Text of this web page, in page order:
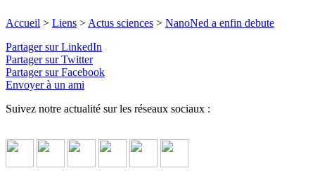
Accueil > Liens > Actus sciences > NanoNed a enfin debute
Partager sur LinkedIn
Partager sur Twitter
Partager sur Facebook
Envoyer à un ami
Suivez notre actualité sur les réseaux sociaux :